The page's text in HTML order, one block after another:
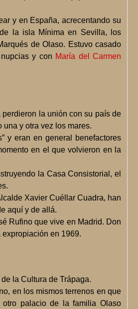
y en España, acrecentando su
la isla Mínima en Sevilla, los
de Olaso. Estuvo casado
y con María del Carmen
la unión con su país de
y otra vez los mares.
y eran en general benefactores
en el que volvieron en la
la Casa Consistorial, el
Xavier Cuéllar Cuadra, han
aquí y de allá.
Rufino que vive en Madrid. Don
en 1969.
la Cultura de Trápaga.
en los mismos terrenos en que
palacio de la familia Olaso